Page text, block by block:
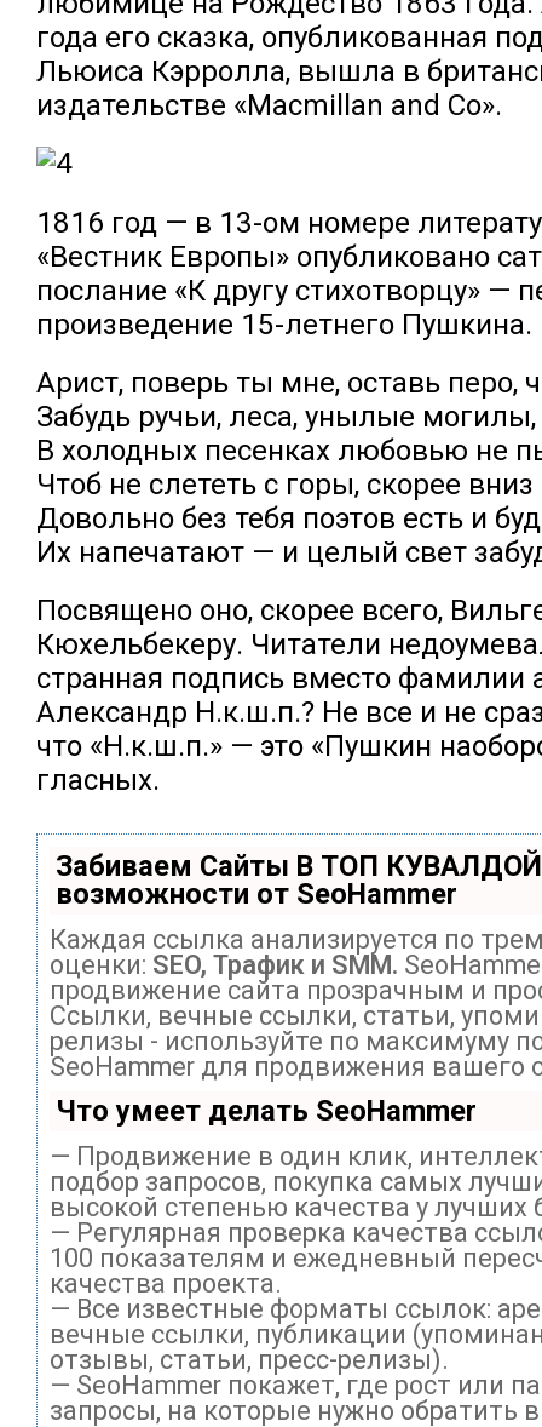
года его сказка, опубликованная
Льюиса Кэрролла, вышла в
издательстве «Macmillan and Co».
1816 год — в 13-ом номере
«Вестник Европы» опубликовано
послание «К другу стихотворцу» —
произведение 15-летнего Пушкина.
Арист, поверь ты мне, оставь перо,
Забудь ручьи, леса, унылые могилы,
В холодных песенках любовью не
Чтоб не слететь с горы, скорее вниз
Довольно без тебя поэтов есть и
Их напечатают — и целый свет
Посвящено оно, скорее всего,
Кюхельбекеру. Читатели
странная подпись вместо фамилии
Александр Н.к.ш.п.? Не все и не
что «Н.к.ш.п.» — это «Пушкин
гласных.
Забиваем Сайты В ТОП
возможности от SeoHammer
Каждая ссылка анализируется по
оценки: SEO, Трафик и SMM.
продвижение сайта прозрачным и
Ссылки, вечные ссылки, статьи,
релизы - используйте по максимуму
SeoHammer для продвижения вашего
Что умеет делать SeoHammer
— Продвижение в один клик,
подбор запросов, покупка самых
высокой степенью качества у лучших
— Регулярная проверка качества
100 показателям и ежедневный
качества проекта.
— Все известные форматы ссылок:
вечные ссылки, публикации
отзывы, статьи, пресс-релизы).
— SeoHammer покажет, где рост или
запросы, на которые нужно обратить